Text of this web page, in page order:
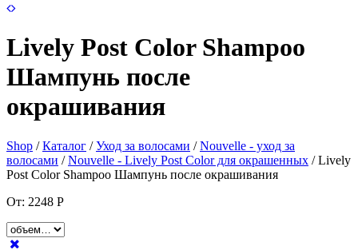
Lively Post Color Shampoo
Шампунь после
окрашивания
Shop /Каталог /Уход за волосами /Nouvelle - уход за
волосами /Nouvelle - Lively Post Color для окрашенных / Lively
Post Color Shampoo Шампунь после окрашивания
От: 2248 Р